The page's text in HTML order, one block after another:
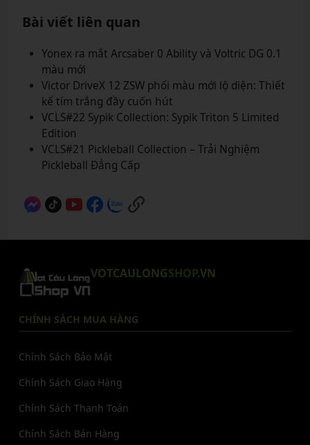
Bài viết liên quan
Yonex ra mắt Arcsaber 0 Ability và Voltric DG 0.1
màu mới
Victor DriveX 12 ZSW phối màu mới lộ diện: Thiết
kế tím trắng đầy cuốn hút
VCLS#22 Sypik Collection: Sypik Triton 5 Limited
Edition
VCLS#21 Pickleball Collection – Trải Nghiệm
Pickleball Đẳng Cấp
VOTCAULONGSHOP.VN
CHÍNH SÁCH MUA HÀNG
Chính Sách Bảo Mật
Chính Sách Giao Hàng
Chính Sách Thanh Toán
Chính Sách Bán Hàng